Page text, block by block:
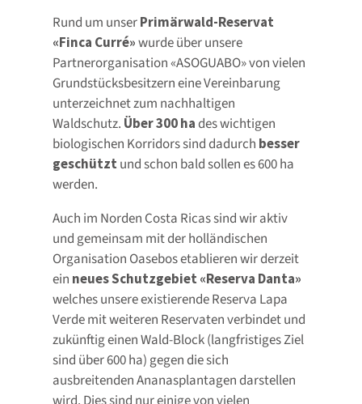
Rund um unserPrimärwald-Reservat
«Finca Curré»wurde über unsere
Partnerorganisation «ASOGUABO» von vielen
Grundstücksbesitzern eine Vereinbarung
unterzeichnet zum nachhaltigen
Waldschutz. Über 300 hades wichtigen
biologischen Korridors sind dadurch besser
geschützt und schon bald sollen es 600 ha
werden.
Auch im Norden Costa Ricas sind wir aktiv
und gemeinsam mit der holländischen
Organisation Oasebos etablieren wir derzeit
ein neues Schutzgebiet «Reserva Danta»
welches unsere existierende Reserva Lapa
Verde mit weiteren Reservaten verbindet und
zukünftig einen Wald-Block (langfristiges Ziel
sind über 600 ha) gegen die sich
ausbreitenden Ananasplantagen darstellen